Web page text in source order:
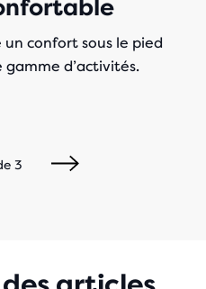
un confort sous le pied
d’activités.
3